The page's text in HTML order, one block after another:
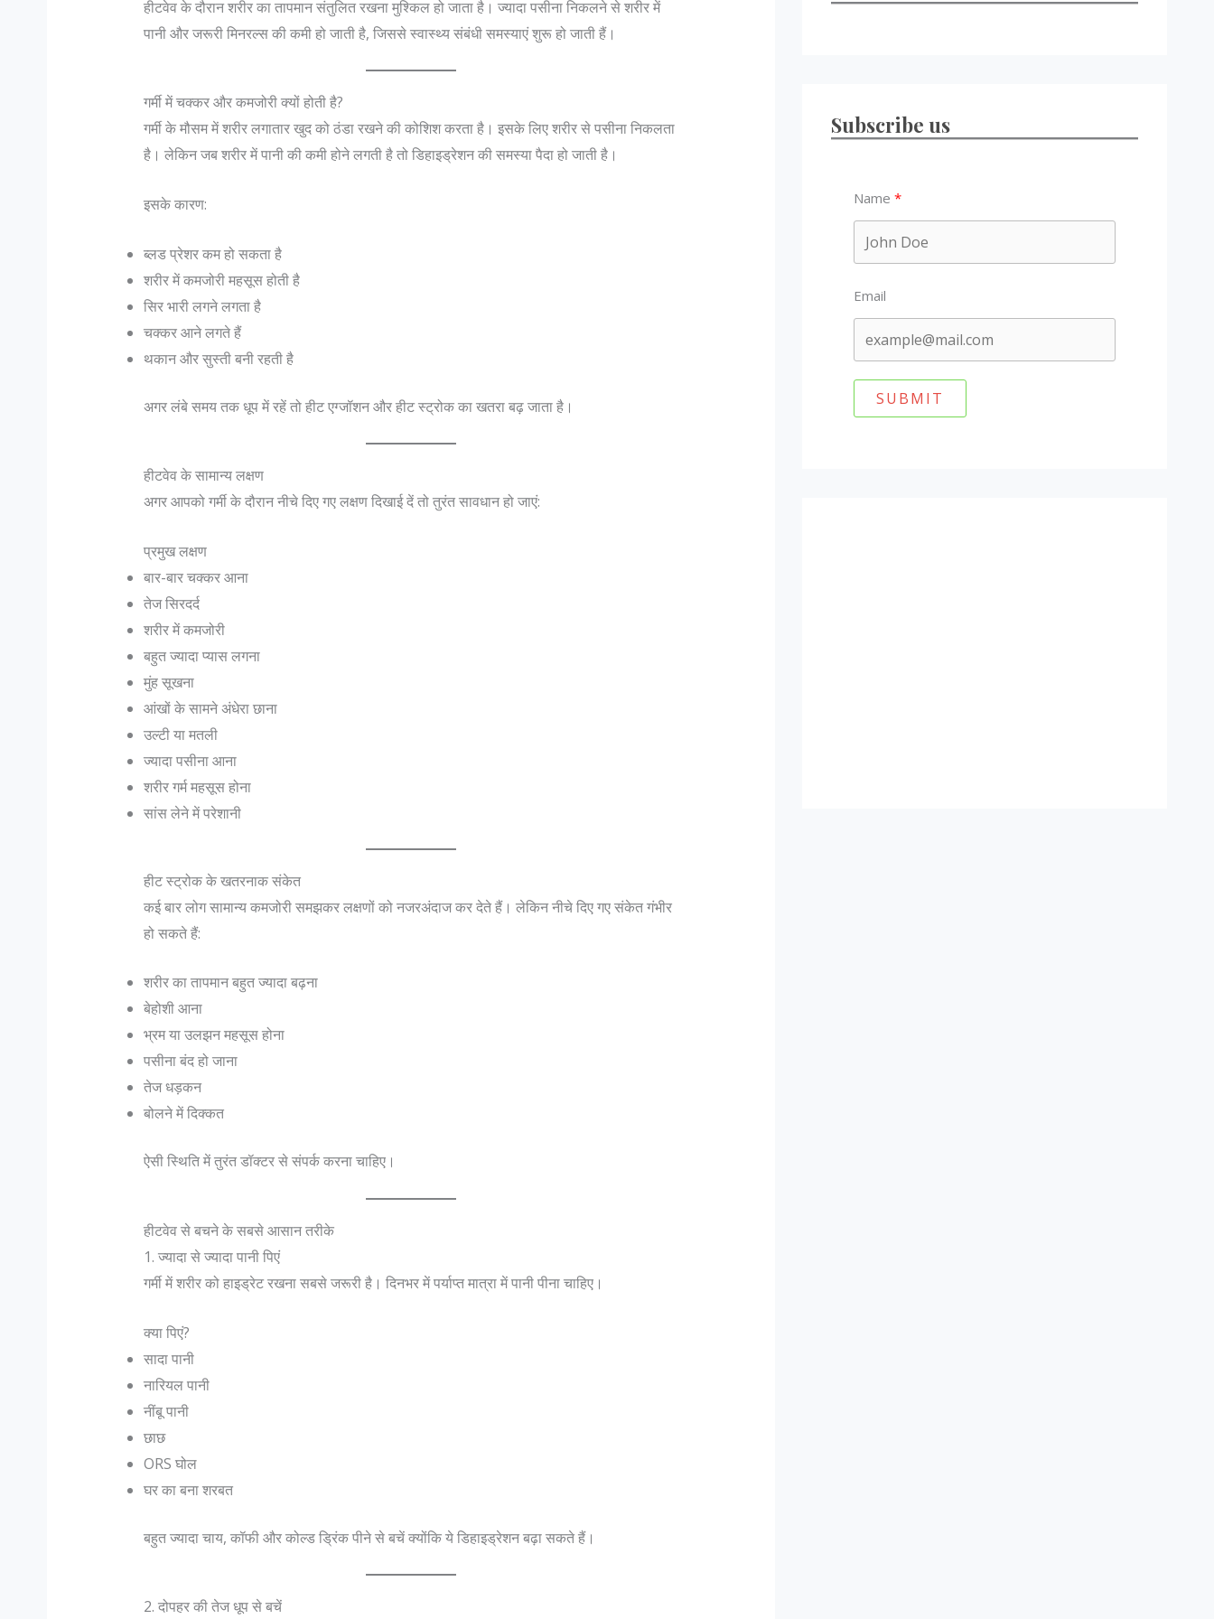
हीटवेव के दौरान शरीर का तापमान संतुलित रखना मुश्किल हो जाता है। ज्यादा पसीना निकलने से शरीर में
पानी और जरूरी मिनरल्स की कमी हो जाती है, जिससे स्वास्थ्य संबंधी समस्याएं शुरू हो जाती हैं।
गर्मी में चक्कर और कमजोरी क्यों होती है?
गर्मी के मौसम में शरीर लगातार खुद को ठंडा रखने की कोशिश करता है। इसके लिए शरीर से पसीना निकलता
है। लेकिन जब शरीर में पानी की कमी होने लगती है तो डिहाइड्रेशन की समस्या पैदा हो जाती है।
इसके कारण:
ब्लड प्रेशर कम हो सकता है
शरीर में कमजोरी महसूस होती है
सिर भारी लगने लगता है
चक्कर आने लगते हैं
थकान और सुस्ती बनी रहती है
अगर लंबे समय तक धूप में रहें तो हीट एग्जॉशन और हीट स्ट्रोक का खतरा बढ़ जाता है।
हीटवेव के सामान्य लक्षण
अगर आपको गर्मी के दौरान नीचे दिए गए लक्षण दिखाई दें तो तुरंत सावधान हो जाएं:
प्रमुख लक्षण
बार-बार चक्कर आना
तेज सिरदर्द
शरीर में कमजोरी
बहुत ज्यादा प्यास लगना
मुंह सूखना
आंखों के सामने अंधेरा छाना
उल्टी या मतली
ज्यादा पसीना आना
शरीर गर्म महसूस होना
सांस लेने में परेशानी
हीट स्ट्रोक के खतरनाक संकेत
कई बार लोग सामान्य कमजोरी समझकर लक्षणों को नजरअंदाज कर देते हैं। लेकिन नीचे दिए गए संकेत गंभीर
हो सकते हैं:
शरीर का तापमान बहुत ज्यादा बढ़ना
बेहोशी आना
भ्रम या उलझन महसूस होना
पसीना बंद हो जाना
तेज धड़कन
बोलने में दिक्कत
ऐसी स्थिति में तुरंत डॉक्टर से संपर्क करना चाहिए।
हीटवेव से बचने के सबसे आसान तरीके
1. ज्यादा से ज्यादा पानी पिएं
गर्मी में शरीर को हाइड्रेट रखना सबसे जरूरी है। दिनभर में पर्याप्त मात्रा में पानी पीना चाहिए।
क्या पिएं?
सादा पानी
नारियल पानी
नींबू पानी
छाछ
ORS घोल
घर का बना शरबत
बहुत ज्यादा चाय, कॉफी और कोल्ड ड्रिंक पीने से बचें क्योंकि ये डिहाइड्रेशन बढ़ा सकते हैं।
2. दोपहर की तेज धूप से बचें
Subscribe us
Name
Email
SUBMIT